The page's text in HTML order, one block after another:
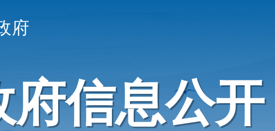
府
府信息公开